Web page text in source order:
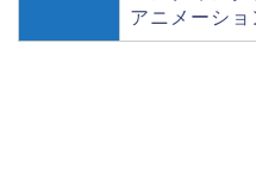
アニメーシ